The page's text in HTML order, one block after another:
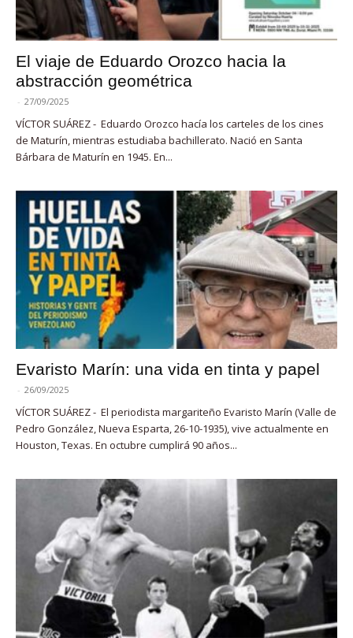
El viaje de Eduardo Orozco hacia la
abstracción geométrica
- 27/09/2025
VÍCTOR SUÁREZ - Eduardo Orozco hacía los carteles de los cines
de Maturín, mientras estudiaba bachillerato. Nació en Santa
Bárbara de Maturín en 1945. En...
Evaristo Marín: una vida en tinta y papel
- 26/09/2025
VÍCTOR SUÁREZ - El periodista margariteño Evaristo Marín (Valle de
Pedro González, Nueva Esparta, 26-10-1935), vive actualmente en
Houston, Texas. En octubre cumplirá 90 años...